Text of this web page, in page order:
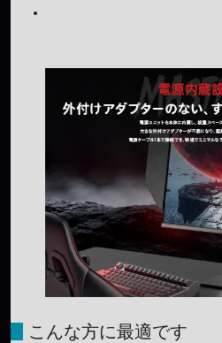
こんな方に最適です